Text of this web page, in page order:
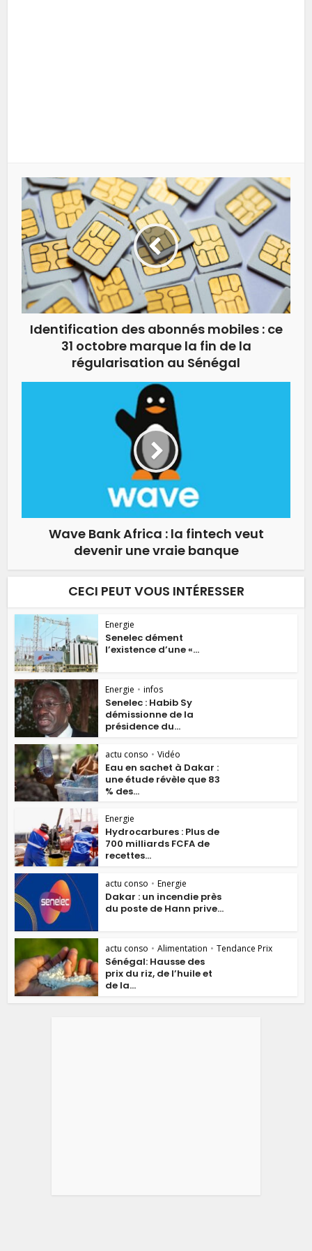
Identification des abonnés mobiles : ce
31 octobre marque la fin de la
régularisation au Sénégal
Wave Bank Africa : la fintech veut
devenir une vraie banque
CECI PEUT VOUS INTÉRESSER
Energie
Senelec dément
l’existence d’une «...
Energie • infos
Senelec : Habib Sy
démissionne de la
présidence du...
actu conso • Vidéo
Eau en sachet à Dakar :
une étude révèle que 83
% des...
Energie
Hydrocarbures : Plus de
700 milliards FCFA de
recettes...
actu conso • Energie
Dakar : un incendie près
du poste de Hann prive...
actu conso • Alimentation • Tendance Prix
Sénégal: Hausse des
prix du riz, de l’huile et
de la...